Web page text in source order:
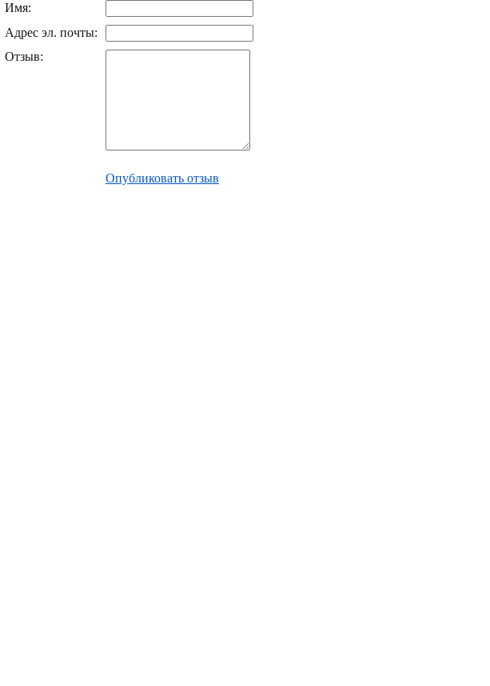
Имя:
Адрес эл. почты:
Отзыв:
Опубликовать отзыв